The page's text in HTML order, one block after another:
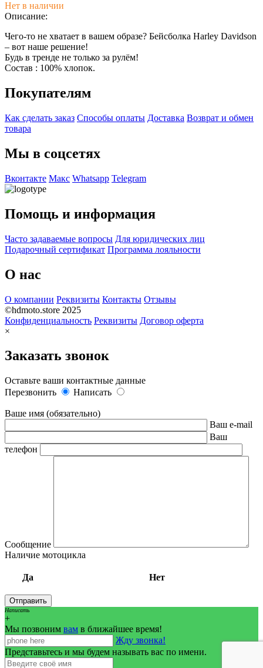
Нет в наличии
Описание:
Чего-то не хватает в вашем образе? Бейсболка Harley Davidson
– вот наше решение!
Будь в тренде не только за рулём!
Состав : 100% хлопок.
Покупателям
Как сделать заказ Способы оплаты Доставка Возврат и обмен
товара
Мы в соцсетях
Вконтакте Макс Whatsapp Telegram
Помощь и информация
Часто задаваемые вопросы Для юридических лиц
Подарочный сертификат Программа лояльности
О нас
О компании Реквизиты Контакты Отзывы
©hdmoto.store 2025
Конфиденциальность Реквизиты Договор оферта
×
Заказать звонок
Оставьте ваши контактные данные
Перезвонить
Написать
Ваше имя (обязательно)
Ваш e-mail
Ваш
телефон
Сообщение
Наличие мотоцикла
Да Нет
Написать
+
Мы позвоним вам в ближайшее время!
Жду звонка!
Представьтесь и мы будем называть вас по имени.